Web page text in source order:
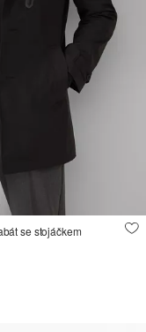
se stojáčkem